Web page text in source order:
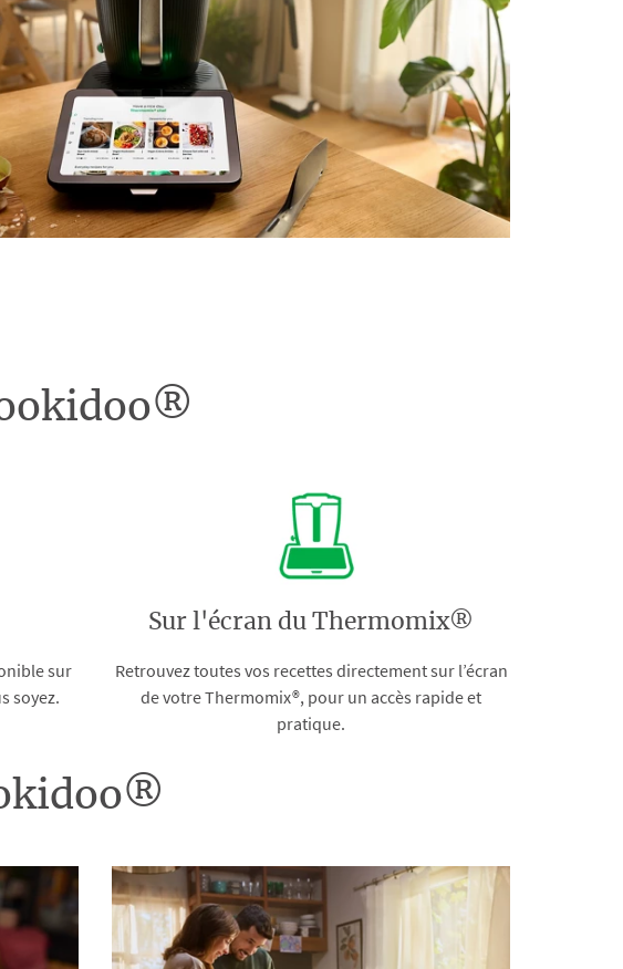
sur
soyez.
Sur l'écran du Thermomix®
Retrouvez toutes vos recettes directement sur l’écran
de votre Thermomix®, pour un accès rapide et
pratique.